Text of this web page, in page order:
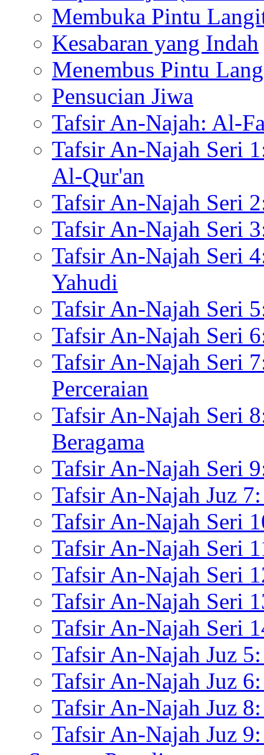
Membuka Pintu
Kesabaran yang Indah
Menembus Pintu
Pensucian Jiwa
Tafsir An-Najah: Al-
Tafsir An-Najah Seri
Al-Qur'an
Tafsir An-Najah Seri
Tafsir An-Najah Seri
Tafsir An-Najah Seri
Yahudi
Tafsir An-Najah Seri
Tafsir An-Najah Seri
Tafsir An-Najah Seri
Perceraian
Tafsir An-Najah Seri
Beragama
Tafsir An-Najah Seri
Tafsir An-Najah Juz
Tafsir An-Najah Seri
Tafsir An-Najah Seri
Tafsir An-Najah Seri
Tafsir An-Najah Seri
Tafsir An-Najah Seri
Tafsir An-Najah Juz
Tafsir An-Najah Juz
Tafsir An-Najah Juz
Tafsir An-Najah Juz